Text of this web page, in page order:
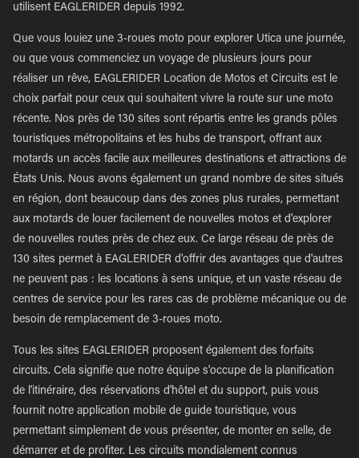
utilisent EAGLERIDER depuis 1992.
Que vous louiez une 3-roues moto pour explorer Utica une journée,
ou que vous commenciez un voyage de plusieurs jours pour
réaliser un rêve, EAGLERIDER Location de Motos et Circuits est le
choix parfait pour ceux qui souhaitent vivre la route sur une moto
récente. Nos près de 130 sites sont répartis entre les grands pôles
touristiques métropolitains et les hubs de transport, offrant aux
motards un accès facile aux meilleures destinations et attractions de
États Unis. Nous avons également un grand nombre de sites situés
en région, dont beaucoup dans des zones plus rurales, permettant
aux motards de louer facilement de nouvelles motos et d'explorer
de nouvelles routes près de chez eux. Ce large réseau de près de
130 sites permet à EAGLERIDER d'offrir des avantages que d'autres
ne peuvent pas : les locations à sens unique, et un vaste réseau de
centres de service pour les rares cas de problème mécanique ou de
besoin de remplacement de 3-roues moto.
Tous les sites EAGLERIDER proposent également des forfaits
circuits. Cela signifie que notre équipe s'occupe de la planification
de l'itinéraire, des réservations d'hôtel et du support, puis vous
fournit notre application mobile de guide touristique, vous
permettant simplement de vous présenter, de monter en selle, de
démarrer et de profiter. Les circuits mondialement connus